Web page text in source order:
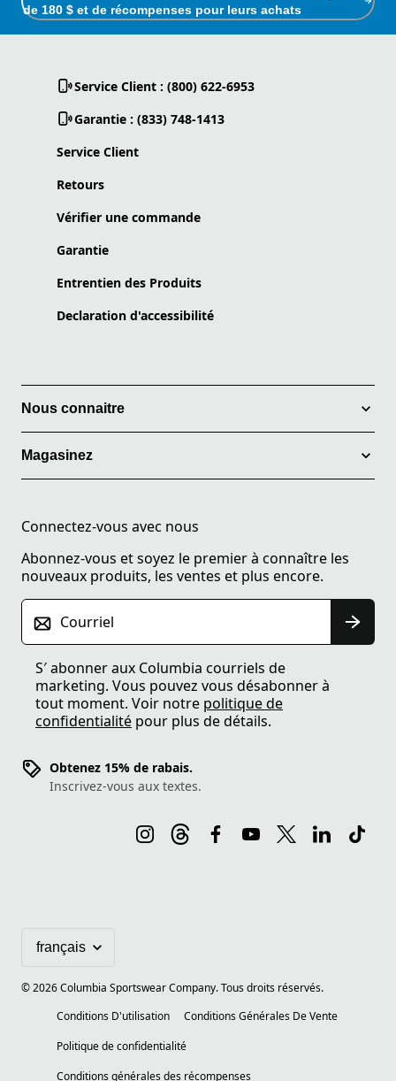
de 180 $ et de récompenses pour leurs achats
Service Client : (800) 622-6953
Garantie : (833) 748-1413
Service Client
Retours
Vérifier une commande
Garantie
Entrentien des Produits
Declaration d'accessibilité
Nous connaitre
Magasinez
Connectez-vous avec nous
Abonnez-vous et soyez le premier à connaître les
nouveaux produits, les ventes et plus encore.
Courriel
S′ abonner aux Columbia courriels de
marketing. Vous pouvez vous désabonner à
tout moment. Voir notre politique de
confidentialité pour plus de détails.
Obtenez 15% de rabais.
Inscrivez-vous aux textes.
©2026Columbia Sportswear Company. Tous droits réservés.
Conditions D'utilisation
Conditions Générales De Vente
Politique de confidentialité
Conditions générales des récompenses